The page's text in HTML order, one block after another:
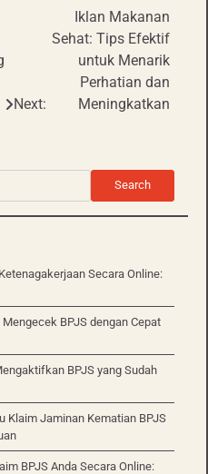
Next:
Iklan Makanan
Sehat: Tips Efektif
untuk Menarik
Perhatian dan
Meningkatkan
Search
Secara Online:
BPJS dengan Cepat
BPJS yang Sudah
Klaim Jaminan Kematian BPJS
BPJS Anda Secara Online: